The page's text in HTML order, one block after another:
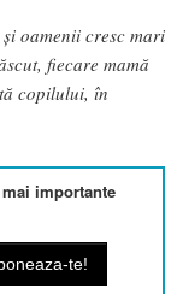
oamenii cresc mari
fiecare mamă
copilului, în
importante